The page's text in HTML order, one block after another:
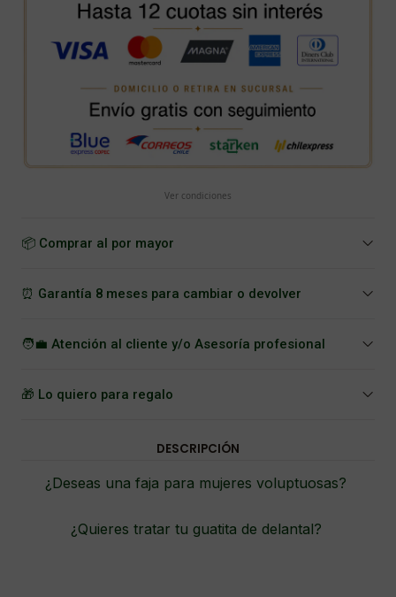
Ver condiciones
📦 Comprar al por mayor
⏰ Garantía 8 meses para cambiar o devolver
🧑‍💼 Atención al cliente y/o Asesoría profesional
🎁 Lo quiero para regalo
DESCRIPCIÓN
¿Deseas una faja para mujeres voluptuosas?
¿Quieres tratar tu guatita de delantal?